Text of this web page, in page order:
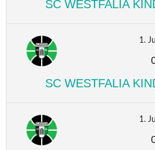
SC WESTFALIA
1.
SC WESTFALIA
1.